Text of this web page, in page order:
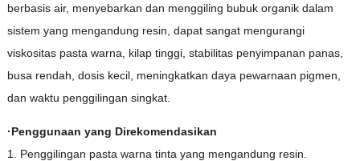
berbasis air, menyebarkan dan menggiling bubuk organik dalam
sistem yang mengandung resin, dapat sangat mengurangi
viskositas pasta warna, kilap tinggi, stabilitas penyimpanan panas,
busa rendah, dosis kecil, meningkatkan daya pewarnaan pigmen,
dan waktu penggilingan singkat.
·Penggunaan yang Direkomendasikan
1. Penggilingan pasta warna tinta yang mengandung resin.